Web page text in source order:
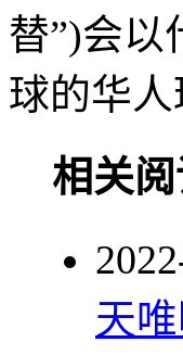
替”)会
球的华
相关
天